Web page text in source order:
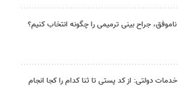
جراح بینی ترمیمی را چگونه انتخاب کنیم؟
خدمات دولتی: از کد پستی تا ثنا کدام را کجا انجام